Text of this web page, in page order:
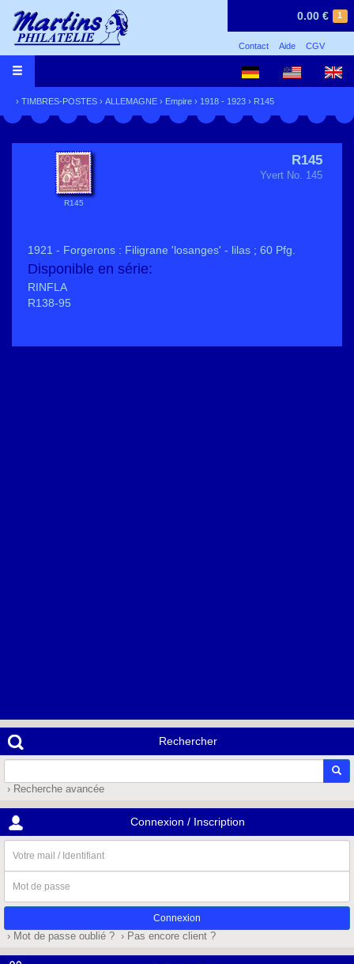
1
0.00 €
Contact Aide CGV
› TIMBRES-POSTES › ALLEMAGNE › Empire › 1918 - 1923 › R145
R145
R145
Yvert No. 145
1921 - Forgerons : Filigrane 'losanges' - lilas ; 60 Pfg.
Disponible en série:
RINFLA
R138-95
Rechercher
› Recherche avancée
Connexion / Inscription
mail
/
Identifiant
de
passe
› Mot de passe oublié ? › Pas encore client ?